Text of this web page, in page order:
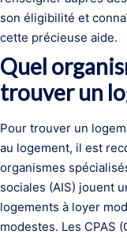
son éligibilité et
cette précieuse aide.
Quel
trouver un
Pour trouver un
au logement, il est
organismes
sociales (AIS) jouent
logements à loyer
modestes. Les CPAS